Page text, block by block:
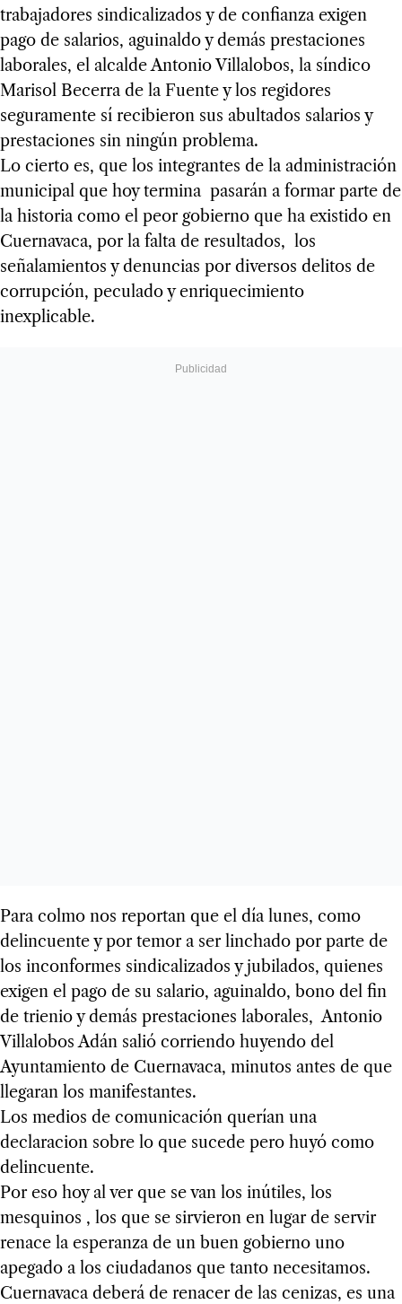
trabajadores sindicalizados y de confianza exigen
pago de salarios, aguinaldo y demás prestaciones
laborales, el alcalde Antonio Villalobos, la síndico
Marisol Becerra de la Fuente y los regidores
seguramente sí recibieron sus abultados salarios y
prestaciones sin ningún problema.
Lo cierto es, que los integrantes de la administración
municipal que hoy termina pasarán a formar parte de
la historia como el peor gobierno que ha existido en
Cuernavaca, por la falta de resultados, los
señalamientos y denuncias por diversos delitos de
corrupción, peculado y enriquecimiento
inexplicable.
Para colmo nos reportan que el día lunes, como
delincuente y por temor a ser linchado por parte de
los inconformes sindicalizados y jubilados, quienes
exigen el pago de su salario, aguinaldo, bono del fin
de trienio y demás prestaciones laborales, Antonio
Villalobos Adán salió corriendo huyendo del
Ayuntamiento de Cuernavaca, minutos antes de que
llegaran los manifestantes.
Los medios de comunicación querían una
declaracion sobre lo que sucede pero huyó como
delincuente.
Por eso hoy al ver que se van los inútiles, los
mesquinos , los que se sirvieron en lugar de servir
renace la esperanza de un buen gobierno uno
apegado a los ciudadanos que tanto necesitamos.
Cuernavaca deberá de renacer de las cenizas, es una